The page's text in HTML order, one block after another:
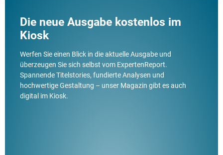
Die neue Ausgabe kostenlos im
Kiosk
Werfen Sie einen Blick in die aktuelle Ausgabe und
überzeugen Sie sich selbst vom ExpertenReport.
Spannende Titelstories, fundierte Analysen und
hochwertige Gestaltung – unser Magazin gibt es auch
digital im Kiosk.